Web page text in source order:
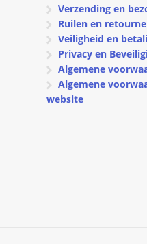
Verzending en
Ruilen en
Veiligheid en
Privacy en
Algemene
Algemene
website